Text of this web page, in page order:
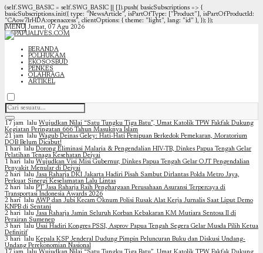
(self.SWG_BASIC = self.SWG_BASIC || []).push( basicSubscriptions => {
basicSubscriptions.init({ type: "NewsArticle", isPartOfType: ["Product"], isPartOfProductId:
"CAow7IrHDA:openaccess", clientOptions: { theme: "light", lang: "id" }, }); });
MENU Jumat, 07 Agu 2026
BERANDA
POLHUKAM
EKOSOSBUD
PENKES
OLAHRAGA
ARTIKEL
17 jam lalu Wujudkan Nilai “Satu Tungku Tiga Batu”, Umat Katolik TPW Fakfak Dukung
Kegiatan Peringatan 666 Tahun Masuknya Islam
21 jam lalu Wagub Deinas Geley: Hati-Hati Penipuan Berkedok Pemekaran, Moratorium
DOB Belum Dicabut!
1 hari lalu Dorong Eliminasi Malaria & Pengendalian HIV-TB, Dinkes Papua Tengah Gelar
Pelatihan Tenaga Kesehatan Deiyai
1 hari lalu Wujudkan Visi Misi Gubernur, Dinkes Papua Tengah Gelar OJT Pengendalian
Penyakit Menular di Deiyai
2 hari lalu Jasa Raharja DKI Jakarta Hadiri Pisah Sambut Dirlantas Polda Metro Jaya,
Perkuat Sinergi Keselamatan Lalu Lintas
2 hari lalu PT Jasa Raharja Raih Penghargaan Perusahaan Asuransi Terpercaya di
Transportasi Indonesia Awards 2026
2 hari lalu AWP dan Jubi Kecam Oknum Polisi Rusak Alat Kerja Jurnalis Saat Liput Demo
KNPB di Sentani
2 hari lalu Jasa Raharja Jamin Seluruh Korban Kebakaran KM Mutiara Sentosa II di
Perairan Sumenep
3 hari lalu Usai Hadiri Kongres PSSI, Asprov Papua Tengah Segera Gelar Musda Pilih Ketua
Definitif
3 hari lalu Kepala KSP Jenderal Dudung Pimpin Peluncuran Buku dan Diskusi Undang-
Undang Perekonomian Nasional